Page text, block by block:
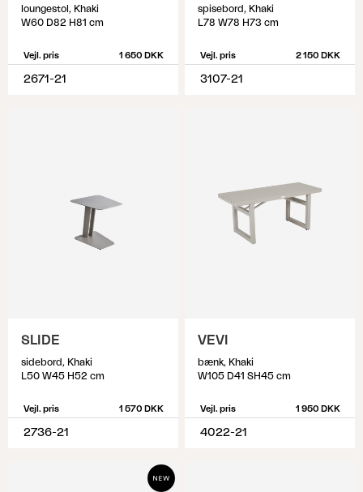
loungestol, Khaki
W60 D82 H81 cm
Vejl. pris 1 650 DKK
2671-21
spisebord, Khaki
L78 W78 H73 cm
Vejl. pris 2 150 DKK
3107-21
SLIDE
sidebord, Khaki
L50 W45 H52 cm
Vejl. pris 1 570 DKK
2736-21
VEVI
bænk, Khaki
W105 D41 SH45 cm
Vejl. pris 1 950 DKK
4022-21